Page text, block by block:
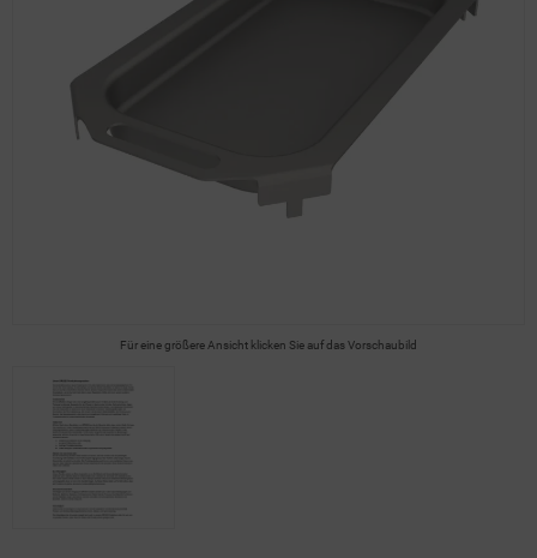
Für eine größere Ansicht klicken Sie auf das Vorschaubild